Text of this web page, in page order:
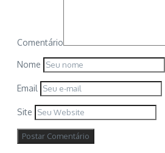
Comentário
Nome
Email
Site